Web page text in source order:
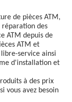
de pièces ATM,
des
ATM depuis de
ATM et
service ainsi
d'installation et
à des prix
vous avez besoin